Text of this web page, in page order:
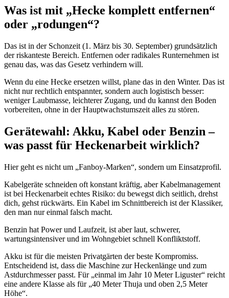
Was ist mit „Hecke komplett entfernen“
oder „rodungen“?
Das ist in der Schonzeit (1. März bis 30. September) grundsätzlich
der riskanteste Bereich. Entfernen oder radikales Runternehmen ist
genau das, was das Gesetz verhindern will.
Wenn du eine Hecke ersetzen willst, plane das in den Winter. Das ist
nicht nur rechtlich entspannter, sondern auch logistisch besser:
weniger Laubmasse, leichterer Zugang, und du kannst den Boden
vorbereiten, ohne in der Hauptwachstumszeit alles zu stören.
Gerätewahl: Akku, Kabel oder Benzin –
was passt für Heckenarbeit wirklich?
Hier geht es nicht um „Fanboy-Marken“, sondern um Einsatzprofil.
Kabelgeräte schneiden oft konstant kräftig, aber Kabelmanagement
ist bei Heckenarbeit echtes Risiko: du bewegst dich seitlich, drehst
dich, gehst rückwärts. Ein Kabel im Schnittbereich ist der Klassiker,
den man nur einmal falsch macht.
Benzin hat Power und Laufzeit, ist aber laut, schwerer,
wartungsintensiver und im Wohngebiet schnell Konfliktstoff.
Akku ist für die meisten Privatgärten der beste Kompromiss.
Entscheidend ist, dass die Maschine zur Heckenlänge und zum
Astdurchmesser passt. Für „einmal im Jahr 10 Meter Liguster“ reicht
eine andere Klasse als für „40 Meter Thuja und oben 2,5 Meter
Höhe“.